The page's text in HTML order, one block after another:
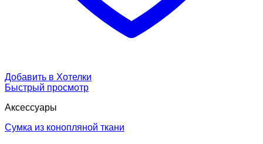
Добавить в Хотелки
Быстрый просмотр
Аксессуары
Сумка из конопляной ткани